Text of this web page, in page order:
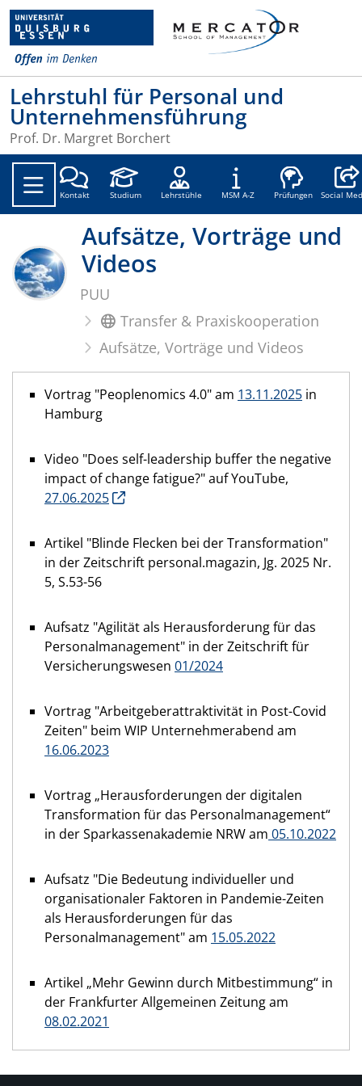
Lehrstuhl für Personal und
Unternehmensführung
Prof. Dr. Margret Borchert
Kontakt Studium Lehrstühle MSM A-Z Prüfungen Social
Aufsätze, Vorträge und
Videos
PUU
Transfer & Praxiskooperation
Aufsätze, Vorträge und Videos
Vortrag "Peoplenomics 4.0" am 13.11.2025 in
Hamburg
Video "Does self-leadership buffer the negative
impact of change fatigue?" auf YouTube,
27.06.2025
Artikel "Blinde Flecken bei der Transformation"
in der Zeitschrift personal.magazin, Jg. 2025 Nr.
5, S.53-56
Aufsatz "Agilität als Herausforderung für das
Personalmanagement" in der Zeitschrift für
Versicherungswesen 01/2024
Vortrag "Arbeitgeberattraktivität in Post-Covid
Zeiten" beim WIP Unternehmerabend am
16.06.2023
Vortrag „Herausforderungen der digitalen
Transformation für das Personalmanagement“
in der Sparkassenakademie NRW am 05.10.2022
Aufsatz "Die Bedeutung individueller und
organisationaler Faktoren in Pandemie-Zeiten
als Herausforderungen für das
Personalmanagement" am 15.05.2022
Artikel „Mehr Gewinn durch Mitbestimmung“ in
der Frankfurter Allgemeinen Zeitung am
08.02.2021